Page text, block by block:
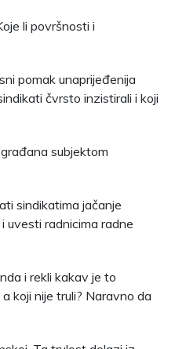
li površnosti i
pomak unaprijeđenija
čvrsto inzistirali i koji
subjektom
sindikatima jačanje
uvesti radnicima radne
i rekli kakav je to
koji nije truli? Naravno da